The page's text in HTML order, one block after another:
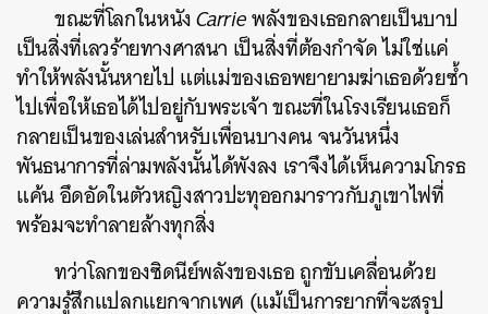
ขณะที่โลกในหนังCarrieพลังของเธอกลายเป็นบาป
เป็นสิ่งที่เลวร้ายทางศาสนา เป็นสิ่งที่ต้องกำจัด ไม่ใช่แค่
ทำให้พลังนั้นหายไป แต่แม่ของเธอพยายามฆ่าเธอด้วยซ้ำ
ไปเพื่อให้เธอได้ไปอยู่กับพระเจ้า ขณะที่ในโรงเรียนเธอก็
กลายเป็นของเล่นสำหรับเพื่อนบางคน จนวันหนึ่ง
พันธนาการที่ล่ามพลังนั้นได้พังลง เราจึงได้เห็นความโกรธ
แค้น อึดอัดในตัวหญิงสาวปะทุออกมาราวกับภูเขาไฟที่
พร้อมจะทำลายล้างทุกสิ่ง
ทว่าโลกของซิดนีย์พลังของเธอ ถูกขับเคลื่อนด้วย
ความรู้สึกแปลกแยกจากเพศ (แม้เป็นการยากที่จะสรุป